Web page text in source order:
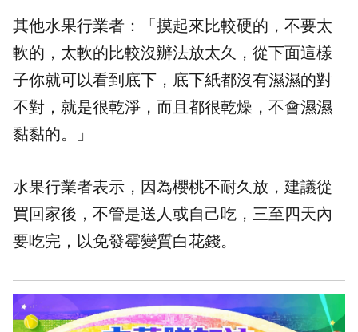
其他水果行業者：「摸起來比較硬的，不要太
軟的，太軟的比較沒辦法放太久，從下面這樣
子你就可以看到底下，底下紙都沒有濕濕的對
不對，就是很乾淨，而且都很乾燥，不會濕濕
黏黏的。」
水果行業者表示，因為櫻桃不耐久放，建議從
買回家後，不管是送人或自己吃，三至四天內
要吃完，以免發霉變質白花錢。